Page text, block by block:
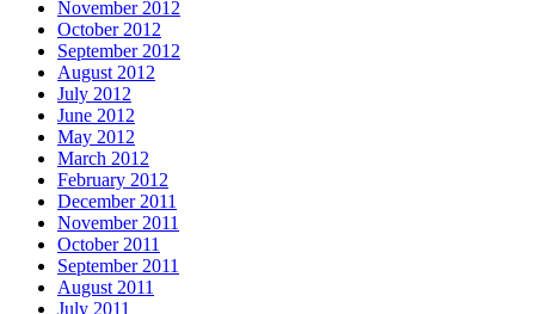
November 2012
October 2012
September 2012
August 2012
July 2012
June 2012
May 2012
March 2012
February 2012
December 2011
November 2011
October 2011
September 2011
August 2011
July 2011